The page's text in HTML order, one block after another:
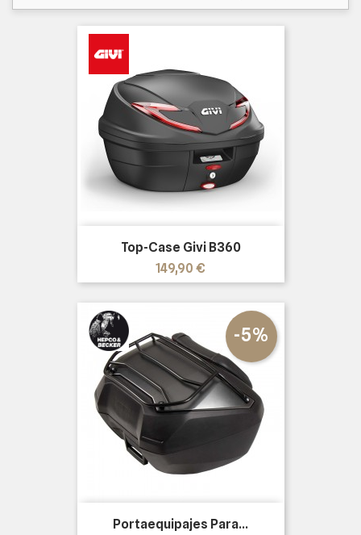
Top-Case Givi B360
Precio
149,90 €
Portaequipajes Para...
-5%